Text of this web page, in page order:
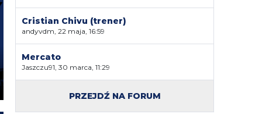
Cristian Chivu (trener)
andyvdm, 22 maja, 16:59
Mercato
Jaszczu91, 30 marca, 11:29
PRZEJDŹ NA FORUM